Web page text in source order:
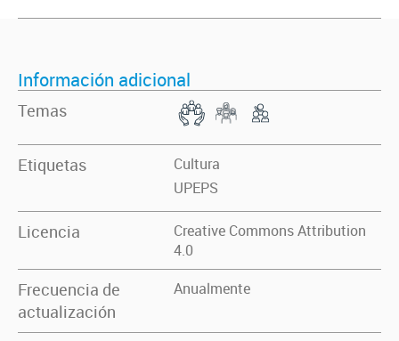
Información adicional
Temas
Etiquetas
Cultura
UPEPS
Licencia
Creative Commons Attribution
4.0
Frecuencia de
actualización
Anualmente